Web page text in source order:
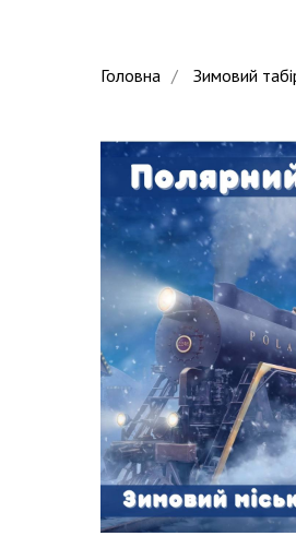
Головна / Зимовий